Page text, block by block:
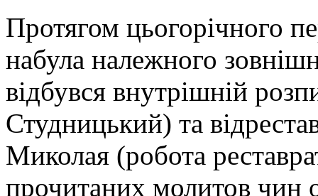
Протягом цьогорічного
набула належного
відбувся внутрішній
Студницький) та
Миколая (робота
прочитаних молитов чин